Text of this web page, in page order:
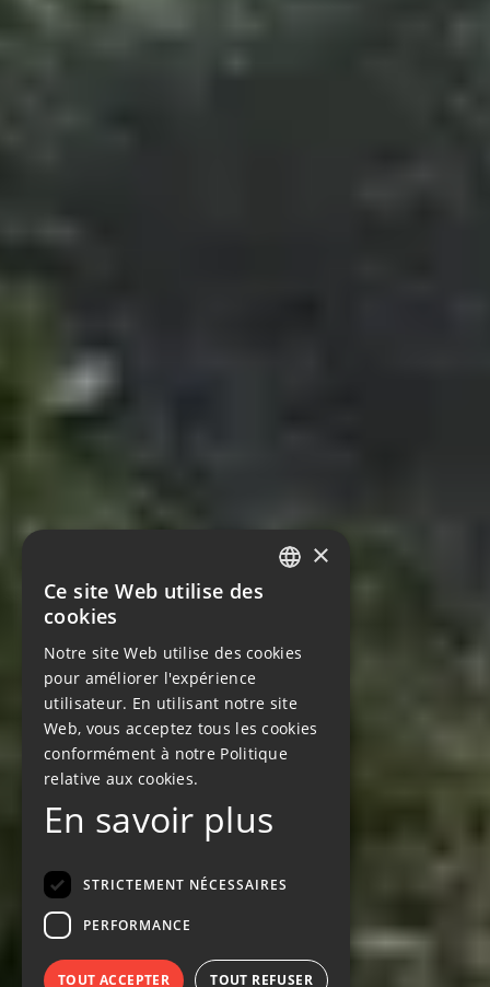
×
Ce site Web utilise des
cookies
Notre site Web utilise des cookies
pour améliorer l'expérience
utilisateur. En utilisant notre site
Web, vous acceptez tous les cookies
conformément à notre Politique
relative aux cookies.
En savoir plus
STRICTEMENT NÉCESSAIRES
PERFORMANCE
TOUT ACCEPTER TOUT REFUSER